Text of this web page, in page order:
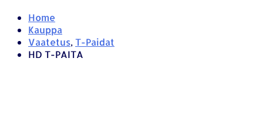
Home
Kauppa
Vaatetus,T-Paidat
HD T-PAITA